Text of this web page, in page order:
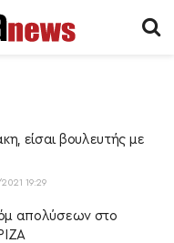
είσαι βουλευτής με
19:29
απολύσεων στο